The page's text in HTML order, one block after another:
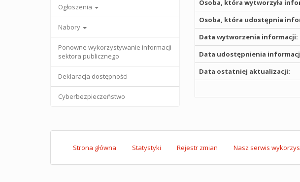
Ogłoszenia
Nabory
Ponowne wykorzystywanie informacji
sektora publicznego
Deklaracja dostępności
Cyberbezpieczeństwo
Osoba, która wytworzyła
Osoba, która udostępnia
Data wytworzenia informacji:
Data udostępnienia
Data ostatniej aktualizacji:
Strona główna Statystyki Rejestr zmian Nasz serwis